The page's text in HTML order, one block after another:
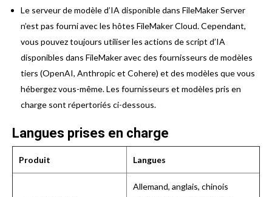
Le serveur de modèle d’IA disponible dans FileMaker Server
n’est pas fourni avec les hôtes FileMaker Cloud. Cependant,
vous pouvez toujours utiliser les actions de script d’IA
disponibles dans FileMaker avec des fournisseurs de modèles
tiers (OpenAI, Anthropic et Cohere) et des modèles que vous
hébergez vous-même. Les fournisseurs et modèles pris en
charge sont répertoriés ci-dessous.
Langues prises en charge
Produit Langues
Allemand, anglais, chinois